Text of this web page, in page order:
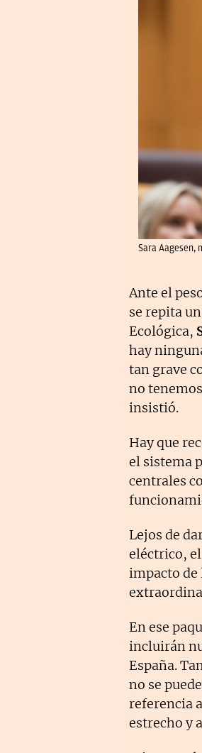
Sara Aagesen,
Ante el
se repita
Ecológica,
hay
tan grave
no
insistió.
Hay que
el sistema
centrales
Lejos de
eléctrico,
impacto de
En ese
incluirán
España.
no se
referencia
estrecho y